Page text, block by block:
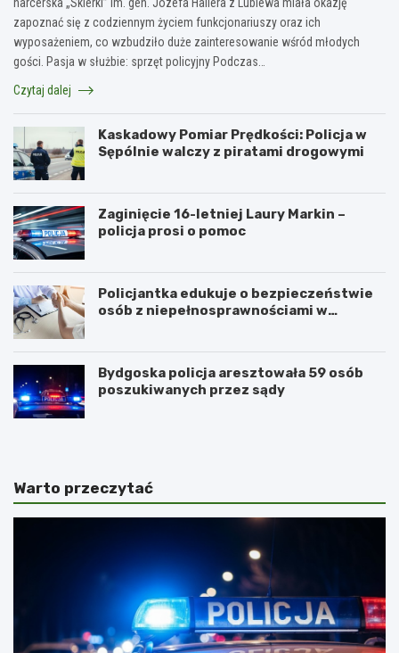
zapoznać się z codziennym życiem funkcjonariuszy oraz ich
wyposażeniem, co wzbudziło duże zainteresowanie wśród młodych
gości. Pasja w służbie: sprzęt policyjny Podczas…
Czytaj dalej
Kaskadowy Pomiar Prędkości: Policja w
Sępólnie walczy z piratami drogowymi
Zaginięcie 16-letniej Laury Markin –
policja prosi o pomoc
Policjantka edukuje o bezpieczeństwie
osób z niepełnosprawnościami w
Bydgoska policja aresztowała 59 osób
poszukiwanych przez sądy
Warto przeczytać